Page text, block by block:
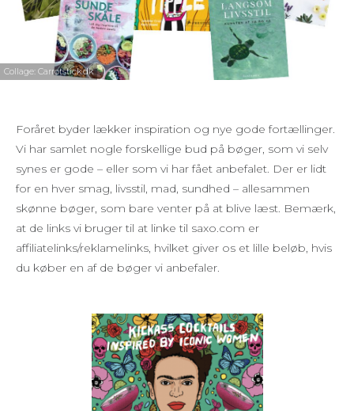
Collage: Carrotstick.dk
Foråret byder lækker inspiration og nye gode fortællinger.
Vi har samlet nogle forskellige bud på bøger, som vi selv
synes er gode – eller som vi har fået anbefalet. Der er lidt
for en hver smag, livsstil, mad, sundhed – allesammen
skønne bøger, som bare venter på at blive læst. Bemærk,
at de links vi bruger til at linke til saxo.com er
affiliatelinks/reklamelinks, hvilket giver os et lille beløb, hvis
du køber en af de bøger vi anbefaler.